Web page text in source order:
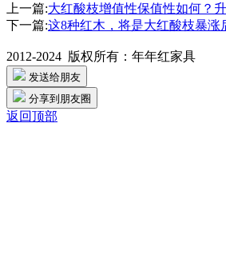
上一篇:大红酸枝增值性保值性如何？
下一篇:这8种红木，将是大红酸枝暴涨
2012-2024 版权所有： 年年红家具
发送给朋友
分享到朋友圈
返回顶部